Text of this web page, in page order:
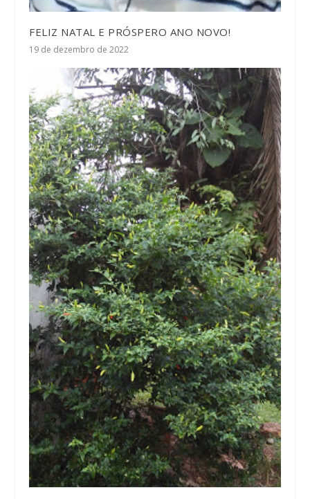
FELIZ NATAL E PRÓSPERO ANO NOVO!
19 de dezembro de 2022